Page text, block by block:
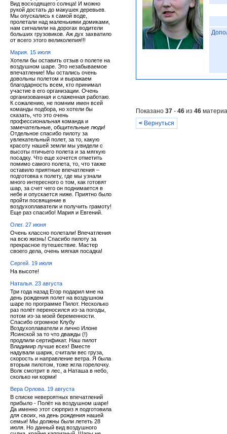
Вид восходящего солнца! И можно
рукой достать до макушек деревьев.
Мы опускались к самой воде,
пролетали над маленькими домиками,
нам сигналили на дорогах водители
больших грузовиков. Аж дух захватило
от всего этого великолепия!!!
Мария. 15 июля
Хотели бы оставить отзыв о полете на
воздушном шаре. Это незабываемое
впечатление! Мы остались очень
довольны полетом и выражаем
благодарность всем, кто принимал
участие в его организации. Очень
организованная и слаженная работаю.
К сожалению, не помним имен всей
команды подбора, но хотели бы
сказать, что это очень
профессиональная команда и
замечательные, общительные люди!
Отдельное спасибо пилоту за
увлекательный полет, за то, какую
красоту нашей земли мы увидели с
высоты птичьего полета и за мягкую
посадку. Что еще хочется отметить
помимо самого полета, то, что также
оставило приятные впечатления –
подготовка к полету, где мы узнали
много интересного о том, как готовят
шар, за счет чего он поднимается в
небе и опускается ниже. Приятно было
пройти посвящение в
воздухоплаватели и получить грамоту!
Еще раз спасибо! Мария и Евгений.
Олег. 27 июня
Очень классно полетали! Впечатления
на всю жизнь! Спасибо пилоту за
прекрасное путешествие. Мастер
своего дела, очень мягкая посадка!
Сергей. 19 июля
На высоте!
Наталья. 23 августа
Три года назад Егор подарил мне на
день рождения полет на воздушном
шаре по программе Пилот. Несколько
раз полёт переносился из-за погоды,
потом из-за моей беременности.
Спасибо огромное Клубу
Воздухоплаватели и лично Илоне
Ясинской за то что дважды (!)
продлили сертификат. Наш пилот
Владимир лучше всех! Вместе
надували шарик, считали вес груза,
скорость и направление ветра. Я была
вторым пилотом, тоже жгла горелочку.
Волк смотрит в лес, а Наташа в небо,
сколько ни корми!
Вера Орлова. 19 августа
В списке невероятных впечатлений
прибыло - Полёт на воздушном шаре!
Да именно этот сюрприз я подготовила
для своих, на день рождения нашей
семьи! Мы должны были лететь 28
июля. Но данный вид воздушного
Показано 37 - 46 из 46
< Вернуться